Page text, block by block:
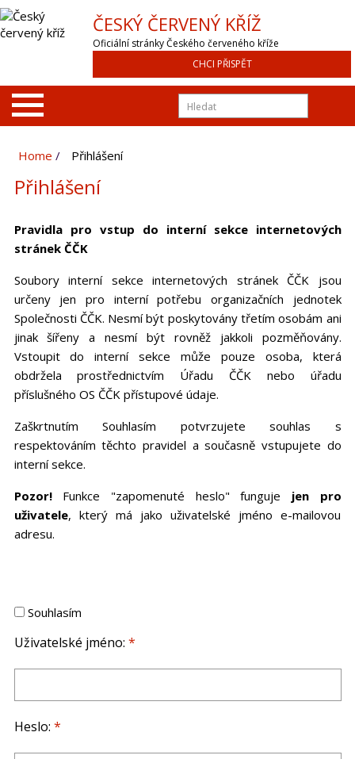
ČESKÝ ČERVENÝ KŘÍŽ
Oficiální stránky Českého červeného kříže
CHCI PŘISPĚT
Home Přihlášení
Přihlášení
Pravidla pro vstup do interní sekce internetových
stránek ČČK
Soubory interní sekce internetových stránek ČČK jsou
určeny jen pro interní potřebu organizačních jednotek
Společnosti ČČK. Nesmí být poskytovány třetím osobám ani
jinak šířeny a nesmí být rovněž jakkoli pozměňovány.
Vstoupit do interní sekce může pouze osoba, která
obdržela prostřednictvím Úřadu ČČK nebo úřadu
příslušného OS ČČK přístupové údaje.
Zaškrtnutím Souhlasím potvrzujete souhlas s
respektováním těchto pravidel a současně vstupujete do
interní sekce.
Pozor!Funkce "zapomenuté heslo" funguje jen pro
uživatele, který má jako uživatelské jméno e-mailovou
adresu.
Souhlasím
Uživatelské jméno: *
Heslo: *